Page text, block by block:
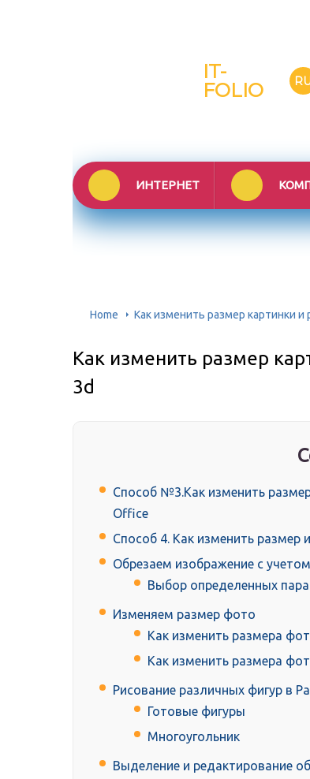
IT-
FOLIO
ИНТЕРНЕТ
Home Как изменить размер картинки
Как изменить размер
3d
Способ №3.Как изменить
Office
Способ 4. Как изменить
Обрезаем изображение с
Выбор определенных
Изменяем размер фото
Как изменить размера
Как изменить размера
Рисование различных фигур в
Готовые фигуры
Многоугольник
Выделение и редактирование